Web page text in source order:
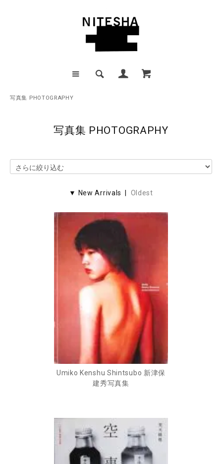
写真集 PHOTOGRAPHY
写真集 PHOTOGRAPHY
▼ New Arrivals | Oldest
Umiko Kenshu Shintsubo 新津保
建秀写真集